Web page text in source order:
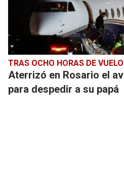
TRAS OCHO HORAS DE VUELO
Aterrizó en Rosario el
para despedir a su papá